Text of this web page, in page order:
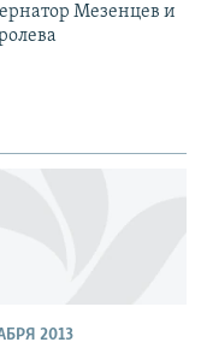
Мезенцев и
2013